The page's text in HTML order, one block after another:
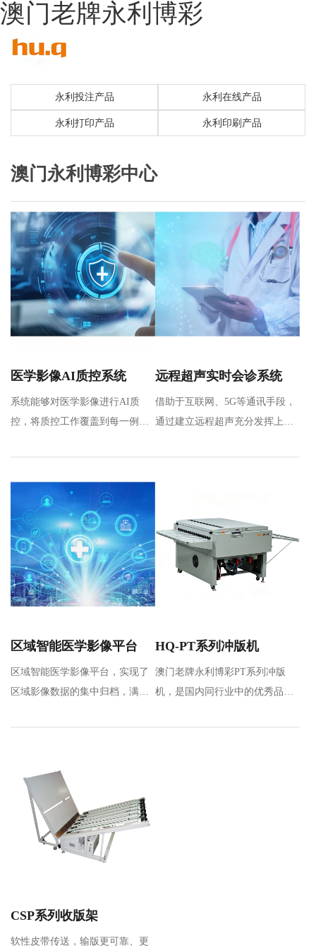
澳门老牌永利博彩
永利投注产品 永利在线产品
永利打印产品 永利印刷产品
澳门永利博彩中心
医学影像AI质控系统
系统能够对医学影像进行AI质
控，将质控工作覆盖到每一例影
远程超声实时会诊系统
借助于互联网、5G等通讯手段，
通过建立远程超声充分发挥上级
区域智能医学影像平台
区域智能医学影像平台，实现了
区域影像数据的集中归档，满足
HQ-PT系列冲版机
澳门老牌永利博彩PT系列冲版
机，是国内同行业中的优秀品
CSP系列收版架
软性皮带传送，输版更可靠、更